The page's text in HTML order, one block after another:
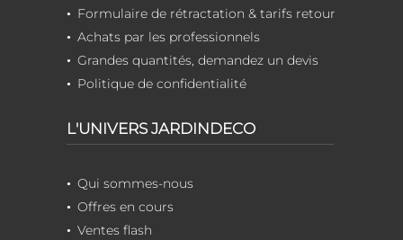
Formulaire de rétractation & tarifs retour
Achats par les professionnels
Grandes quantités, demandez un devis
Politique de confidentialité
L'UNIVERS JARDINDECO
Qui sommes-nous
Offres en cours
Ventes flash